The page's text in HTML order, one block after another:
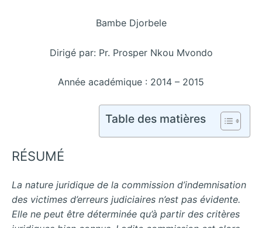
Bambe Djorbele
Dirigé par: Pr. Prosper Nkou Mvondo
Année académique : 2014 – 2015
Table des matières
RÉSUMÉ
La nature juridique de la commission d’indemnisation
des victimes d’erreurs judiciaires n’est pas évidente.
Elle ne peut être déterminée qu’à partir des critères